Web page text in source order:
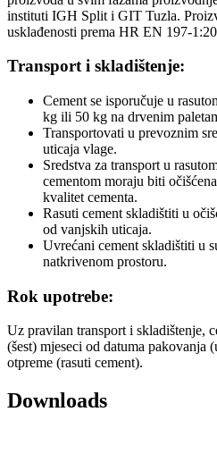
instituti IGH Split i GIT Tuzla.
usklađenosti prema HR EN 197-
Transport i skladištenje:
Cement se isporučuje u
kg ili 50 kg na drvenim
Transportovati u prevoznim
uticaja vlage.
Sredstva za transport u
cementom moraju biti
kvalitet cementa.
Rasuti cement skladištiti u
od vanjskih uticaja.
Uvrećani cement skladištiti u
natkrivenom prostoru.
Rok upotrebe:
Uz pravilan transport i skladištenje,
(šest) mjeseci od datuma pakovanja
otpreme (rasuti cement).
Downloads